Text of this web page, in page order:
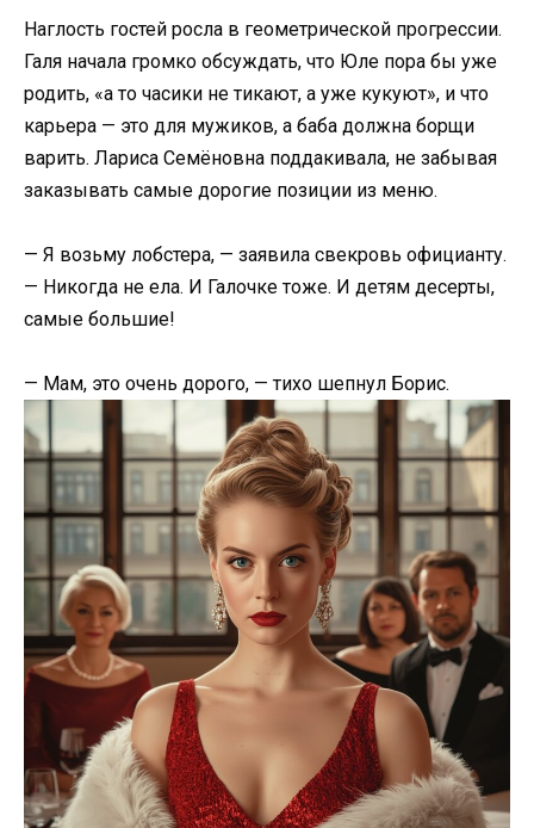
Наглость гостей росла в геометрической прогрессии.
Галя начала громко обсуждать, что Юле пора бы уже
родить, «а то часики не тикают, а уже кукуют», и что
карьера — это для мужиков, а баба должна борщи
варить. Лариса Семёновна поддакивала, не забывая
заказывать самые дорогие позиции из меню.
— Я возьму лобстера, — заявила свекровь официанту.
— Никогда не ела. И Галочке тоже. И детям десерты,
самые большие!
— Мам, это очень дорого, — тихо шепнул Борис.